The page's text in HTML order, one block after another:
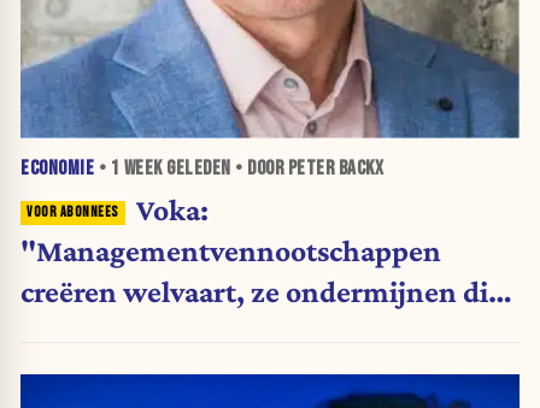
ECONOMIE • 1 WEEKGELEDEN • DOOR PETER BACKX
Voka:
"Managementvennootschappen
creëren welvaart, ze ondermijnen die